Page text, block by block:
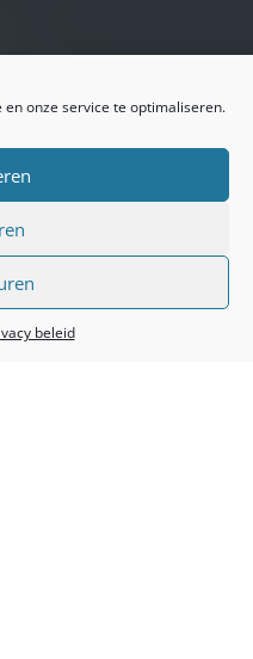
onze service te optimaliseren.
beleid